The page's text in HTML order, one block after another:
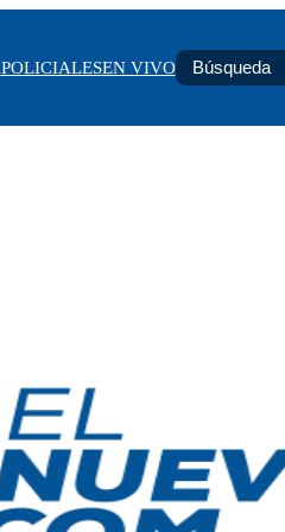
POLICIALESEN VIVO